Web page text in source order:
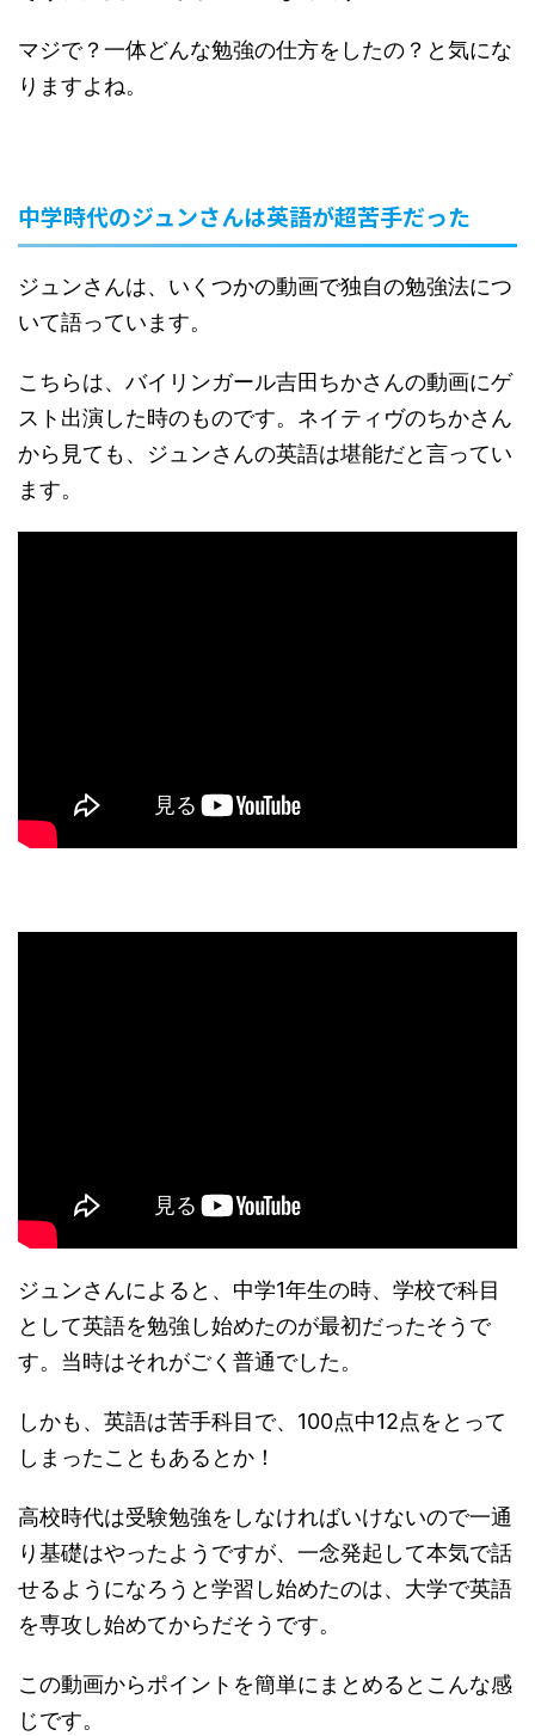
マジで？一体どんな勉強の仕方をしたの？と気にな
りますよね。
中学時代のジュンさんは英語が超苦手だった
ジュンさんは、いくつかの動画で独自の勉強法につ
いて語っています。
こちらは、バイリンガール吉田ちかさんの動画にゲ
スト出演した時のものです。ネイティヴのちかさん
から見ても、ジュンさんの英語は堪能だと言ってい
ます。
ジュンさんによると、中学1年生の時、学校で科目
として英語を勉強し始めたのが最初だったそうで
す。当時はそれがごく普通でした。
しかも、英語は苦手科目で、100点中12点をとって
しまったこともあるとか！
高校時代は受験勉強をしなければいけないので一通
り基礎はやったようですが、一念発起して本気で話
せるようになろうと学習し始めたのは、大学で英語
を専攻し始めてからだそうです。
この動画からポイントを簡単にまとめるとこんな感
じです。